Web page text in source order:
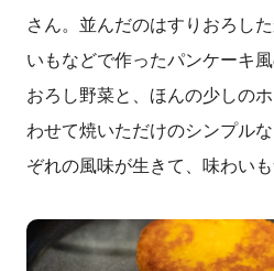
さん。並んだのはすりおろし
いもなどで作ったパンケーキ
おろし野菜と、ほんの少しの
わせて焼いただけのシンプル
ぞれの風味が生きて、味わいも